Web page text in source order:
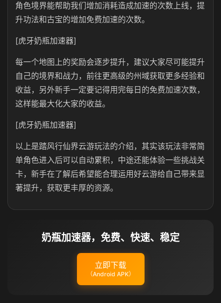
角色境界能帮助我们增加消耗造成加速的次数上线，提
升功法和古宝的增加免费加速的次数。
[虎牙奶瓶加速器]
每一个地图上的奖励会逐步提升，建议大家尽可能提升
自己的境界和战力，前往更高级的州域获取更多经验和
收益，另外新手一定要记得用完每日的免费加速次数，
这样能最大化大家的收益。
[虎牙奶瓶加速器]
以上是踏风行仙界云游玩法的介绍，其实该玩法非常简
单角色进入后可以自动累积，中途还能体验一些挑战关
卡，新手在了解后希望能合理运用好云游给自己带来显
著提升，获取更丰厚的资源。
奶瓶加速器，免费、快速、稳定
立即下载
（Android APK）